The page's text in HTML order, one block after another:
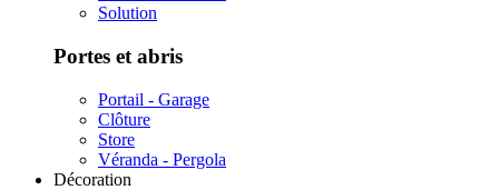
Solution
Portes et abris
Portail - Garage
Clôture
Store
Véranda - Pergola
Décoration